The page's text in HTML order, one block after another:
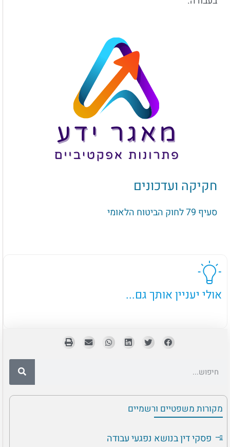
מקורות משפטיים ורשמיים
פסקי דין בנושא נפגעי עבודה
חקיקה ועדכונים
סעיף 79 לחוק הביטוח הלאומי
אולי יעניין אותך גם...